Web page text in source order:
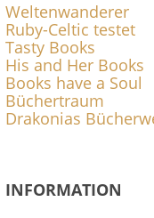
Weltenwanderer
Ruby-Celtic testet
Tasty Books
His and Her Books
Books have a Soul
Büchertraum
Drakonias
INFORMATION